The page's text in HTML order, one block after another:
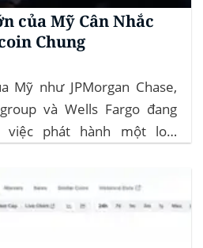
của Mỹ Cân Nhắc
Chung
Mỹ như JPMorgan Chase,
và Wells Fargo đang
phát hành một loại